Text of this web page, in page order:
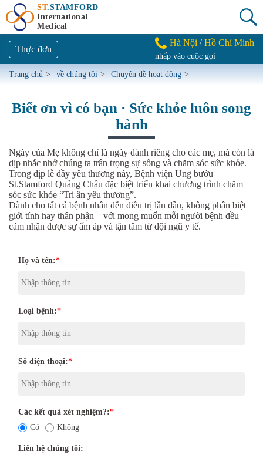
ST.STAMFORD
International
Medical
Thực đơn
Hà Nội / Hồ Chí Minh
nhấp vào cuộc gọi
Trang chủ > về chúng tôi > Chuyên đề hoạt động >
Biết ơn vì có bạn · Sức khỏe luôn song
hành
Ngày của Mẹ không chỉ là ngày dành riêng cho các mẹ, mà còn là
dịp nhắc nhở chúng ta trân trọng sự sống và chăm sóc sức khỏe.
Trong dịp lễ đầy yêu thương này, Bệnh viện Ung bướu
St.Stamford Quảng Châu đặc biệt triển khai chương trình chăm
sóc sức khỏe “Tri ân yêu thương”.
Dành cho tất cả bệnh nhân đến điều trị lần đầu, không phân biệt
giới tính hay thân phận – với mong muốn mỗi người bệnh đều
cảm nhận được sự ấm áp và tận tâm từ đội ngũ y tế.
Họ và tên:*
Loại bệnh:*
Số điện thoại:*
Các kết quả xét nghiệm?:*
Có
Không
Liên hệ chúng tôi: